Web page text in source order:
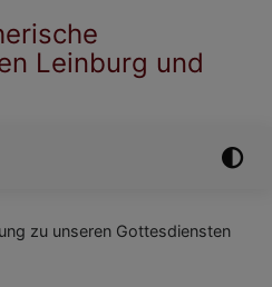
Leinburg und
zu unseren Gottesdiensten